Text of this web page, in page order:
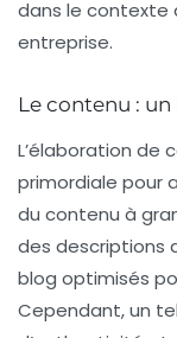
dans le contexte
entreprise.
Le contenu :
L’élaboration de
primordiale pour
du contenu à
des descriptions
blog optimisés
Cependant, un